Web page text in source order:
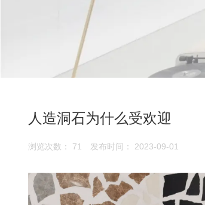
人造洞石为什么受欢迎
浏览次数： 71 发布时间： 2023-09-01